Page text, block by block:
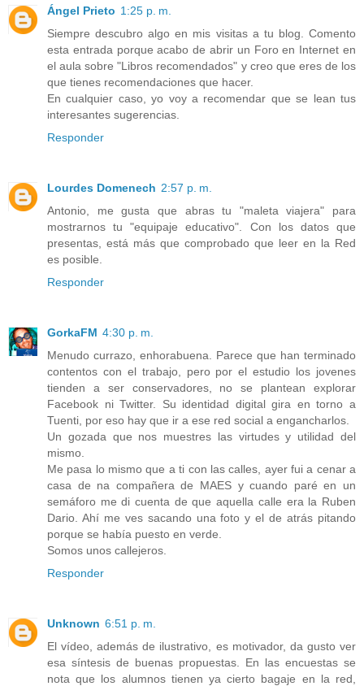
Ángel Prieto 1:25 p. m.
Siempre descubro algo en mis visitas a tu blog. Comento
esta entrada porque acabo de abrir un Foro en Internet en
el aula sobre "Libros recomendados" y creo que eres de los
que tienes recomendaciones que hacer.
En cualquier caso, yo voy a recomendar que se lean tus
interesantes sugerencias.
Responder
Lourdes Domenech 2:57 p. m.
Antonio, me gusta que abras tu "maleta viajera" para
mostrarnos tu "equipaje educativo". Con los datos que
presentas, está más que comprobado que leer en la Red
es posible.
Responder
GorkaFM 4:30 p. m.
Menudo currazo, enhorabuena. Parece que han terminado
contentos con el trabajo, pero por el estudio los jovenes
tienden a ser conservadores, no se plantean explorar
Facebook ni Twitter. Su identidad digital gira en torno a
Tuenti, por eso hay que ir a ese red social a engancharlos.
Un gozada que nos muestres las virtudes y utilidad del
mismo.
Me pasa lo mismo que a ti con las calles, ayer fui a cenar a
casa de na compañera de MAES y cuando paré en un
semáforo me di cuenta de que aquella calle era la Ruben
Dario. Ahí me ves sacando una foto y el de atrás pitando
porque se había puesto en verde.
Somos unos callejeros.
Responder
Unknown 6:51 p. m.
El vídeo, además de ilustrativo, es motivador, da gusto ver
esa síntesis de buenas propuestas. En las encuestas se
nota que los alumnos tienen ya cierto bagaje en la red,